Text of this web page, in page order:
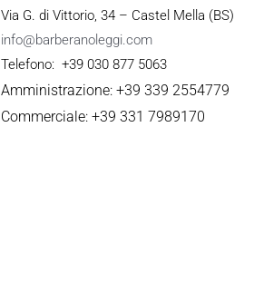
Via G. di Vittorio, 34 – Castel Mella (BS)
info@barberanoleggi.com
Telefono: +39 030 877 5063
Amministrazione: +39 339 2554779
Commerciale: +39 331 7989170